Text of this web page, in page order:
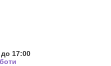
17:00